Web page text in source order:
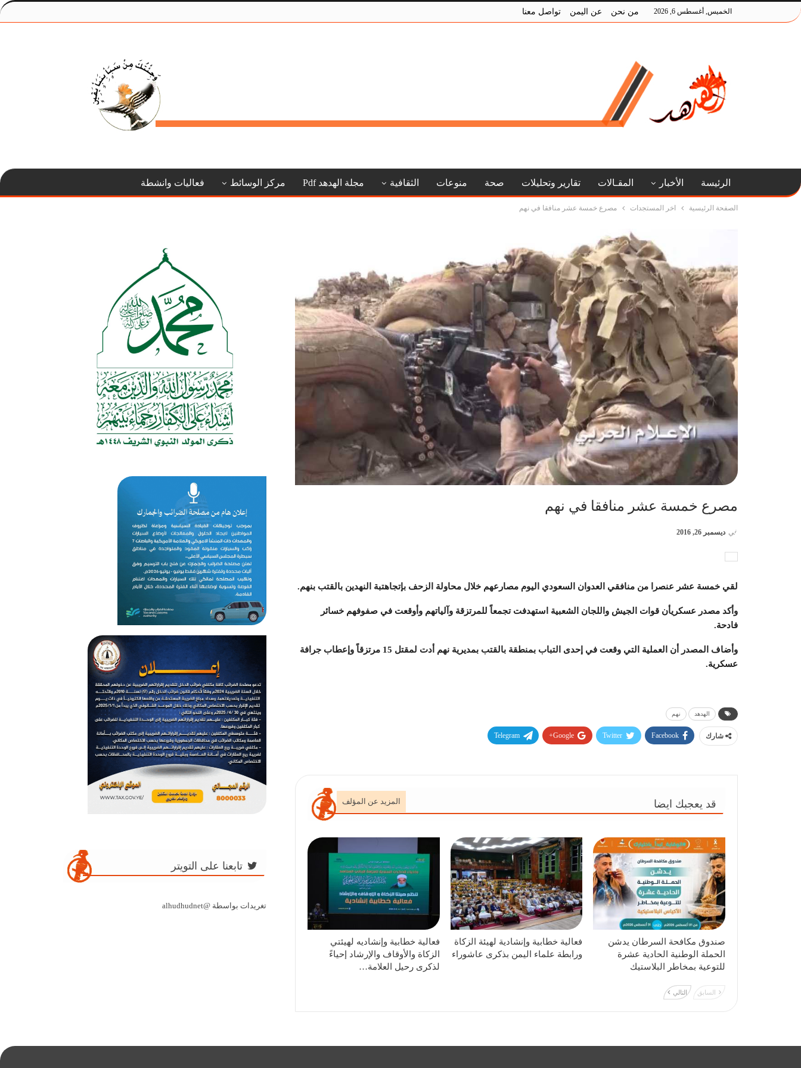
الخميس, أغسطس 6, 2026 من نحن عن اليمن تواصل معنا
الرئيسة الأخبار المقـالات تقارير وتحليلات صحة منوعات الثقافية مجلة الهدهد Pdf مركز الوسائط فعاليات وانشطة
الصفحة الرئيسية اخر المستجدات مصرع خمسة عشر منافقا في نهم
مصرع خمسة عشر منافقا في نهم
في ديسمبر 26, 2016
لقي خمسة عشر عنصرا من منافقي العدوان السعودي اليوم مصارعهم خلال محاولة الزحف بإتجاهتبة النهدين بالقتب بنهم.
وأكد مصدر عسكريأن قوات الجيش واللجان الشعبية استهدفت تجمعاً للمرتزقة وآلياتهم وأوقعت في صفوفهم خسائر
فادحة.
وأضاف المصدر أن العملية التي وقعت في إحدى التباب بمنطقة بالقتب بمديرية نهم أدت لمقتل 15 مرتزقاً وإعطاب جرافة
عسكرية.
الهدهد نهم
شارك Facebook
Twitter
Google+
Telegram
قد يعجبك ايضا المزيد عن المؤلف
صندوق مكافحة السرطان يدشن
الحملة الوطنية الحادية عشرة
للتوعية بمخاطر البلاستيك
فعالية خطابية وإنشادية لهيئة الزكاة
ورابطة علماء اليمن بذكرى عاشوراء
فعالية خطابية وإنشاديه لهيئتي
الزكاة والأوقاف والإرشاد إحياءً
لذكرى رحيل العلامة…
السابق التالي
تابعنا على التويتر
تغريدات بواسطة @alhudhudnet